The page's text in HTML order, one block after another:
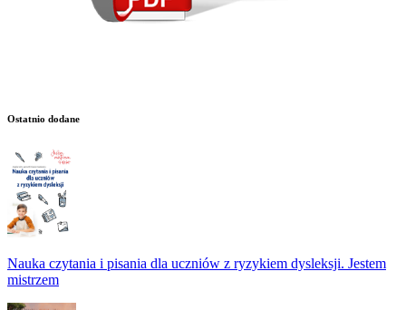
Ostatnio dodane
Nauka czytania i pisania dla uczniów z ryzykiem dysleksji. Jestem
mistrzem